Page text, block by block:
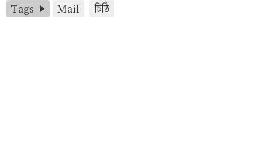
Tags Mail চিঠি